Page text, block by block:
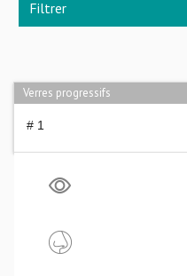
Filtrer
Verres progressifs
# 1